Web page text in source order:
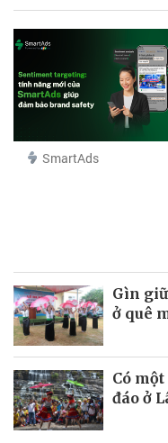
SmartAds
Gìn
ở quê
Có
đáo ở